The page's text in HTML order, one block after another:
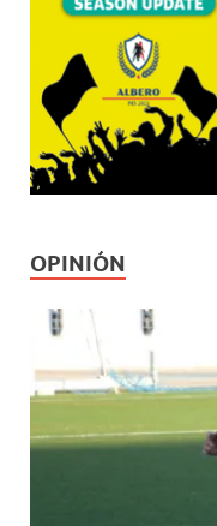
OPINIÓN